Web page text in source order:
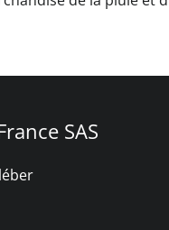
SAS